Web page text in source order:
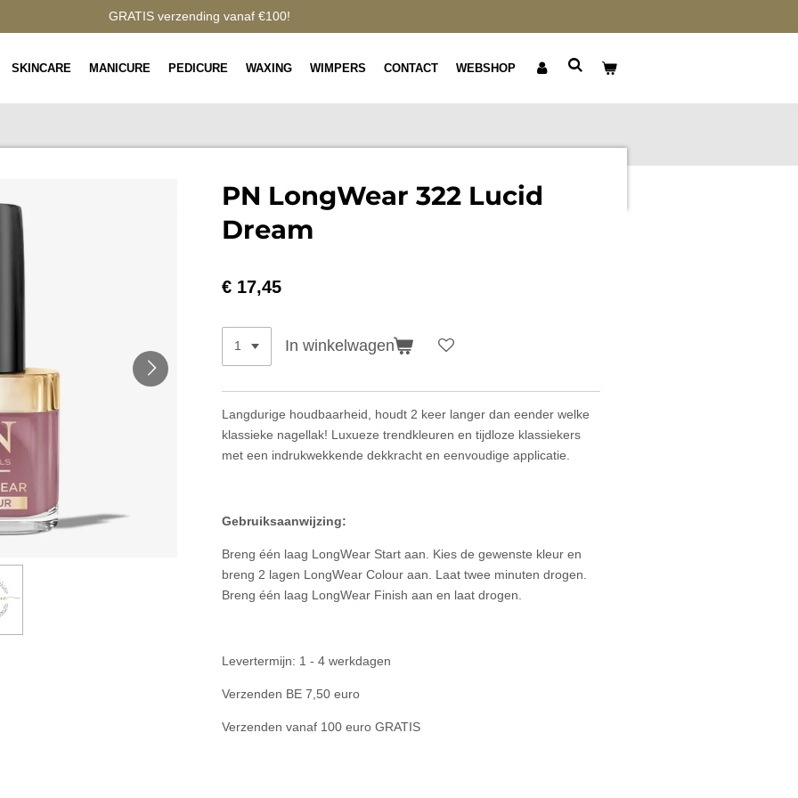
GRATIS verzending vanaf €100!
SKINCARE MANICURE PEDICURE WAXING WIMPERS CONTACT WEBSHOP
PN LongWear 322 Lucid
Dream
€ 17,45
In winkelwagen
Langdurige houdbaarheid, houdt 2 keer langer dan eender welke
klassieke nagellak! Luxueze trendkleuren en tijdloze klassiekers
met een indrukwekkende dekkracht en eenvoudige applicatie.
Gebruiksaanwijzing:
Breng één laag LongWear Start aan. Kies de gewenste kleur en
breng 2 lagen LongWear Colour aan. Laat twee minuten drogen.
Breng één laag LongWear Finish aan en laat drogen.
Levertermijn: 1 - 4 werkdagen
Verzenden BE 7,50 euro
Verzenden vanaf 100 euro GRATIS